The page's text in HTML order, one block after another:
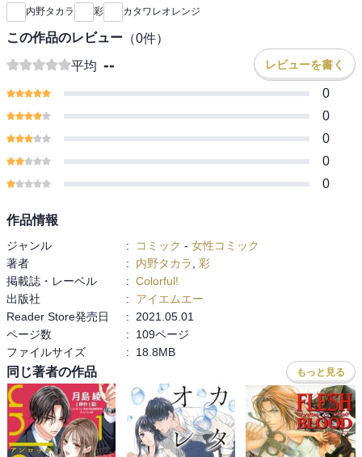
内野タカラ 彩 カタワレオレンジ
この作品のレビュー （0件）
平均 -- レビューを書く
0
0
0
0
0
作品情報
ジャンル : コミック - 女性コミック
著者
: 内野タカラ
彩
掲載誌・レーベル
: Colorful!
出版社
:
アイエムエー
Reader Store発売日
:
2021.05.01
ページ数
:
109ページ
ファイルサイズ
: 18.8MB
同じ著者の作品 もっと見る